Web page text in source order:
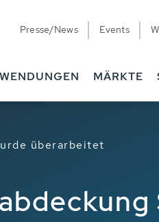
Presse/News Events
MÄRKTE
überarbeitet
Verwandtes